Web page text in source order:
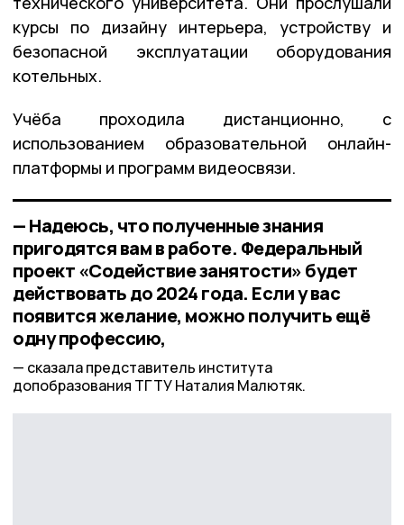
курсы по дизайну интерьера, устройству и
безопасной эксплуатации оборудования
котельных.
Учёба проходила дистанционно, с
использованием образовательной онлайн-
платформы и программ видеосвязи.
— Надеюсь, что полученные знания
пригодятся вам в работе. Федеральный
проект «Содействие занятости» будет
действовать до 2024 года. Если у вас
появится желание, можно получить ещё
одну профессию,
сказала представитель института
допобразования ТГТУ Наталия Малютяк.